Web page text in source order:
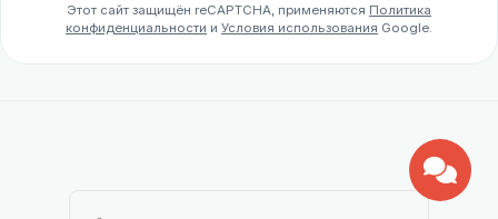
Этот сайт защищён reCAPTCHA, применяются Политика
конфиденциальности и Условия использования Google.